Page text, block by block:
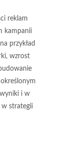
reklam
kampanii
przykład
wzrost
i w
w strategii